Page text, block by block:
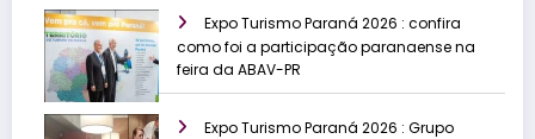
Expo Turismo Paraná 2026 : confira
como foi a participação paranaense na
feira da ABAV-PR
Expo Turismo Paraná 2026 : Grupo